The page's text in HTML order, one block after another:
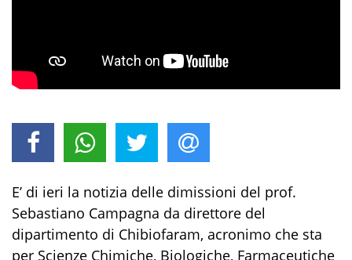
E’ di ieri la notizia delle dimissioni del prof.
Sebastiano Campagna da direttore del
dipartimento di Chibiofaram, acronimo che sta
per Scienze Chimiche, Biologiche, Farmaceutiche